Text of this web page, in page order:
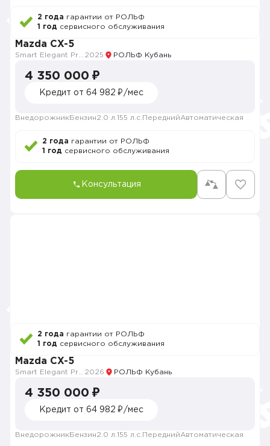
2 года гарантии от РОЛЬФ
1 год сервисного обслуживания
Mazda CX-5
2025 РОЛЬФ Кубань
4 350 000 ₽
Кредит от 64 982 ₽/мес
Внедорожник Бензин2.0 л. 155 л.с. ПереднийАвтоматическая
2 года гарантии от РОЛЬФ
1 год сервисного обслуживания
Консультация
2 года гарантии от РОЛЬФ
1 год сервисного обслуживания
Mazda CX-5
2026 РОЛЬФ Кубань
4 350 000 ₽
Кредит от 64 982 ₽/мес
Внедорожник Бензин2.0 л. 155 л.с. ПереднийАвтоматическая